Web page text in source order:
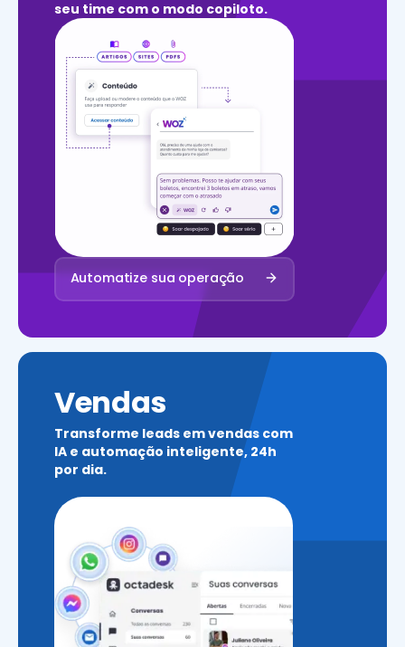
seu time com o modo copiloto.
Automatize sua operação
Vendas
Transforme leads em vendas com
IA e automação inteligente, 24h
por dia.